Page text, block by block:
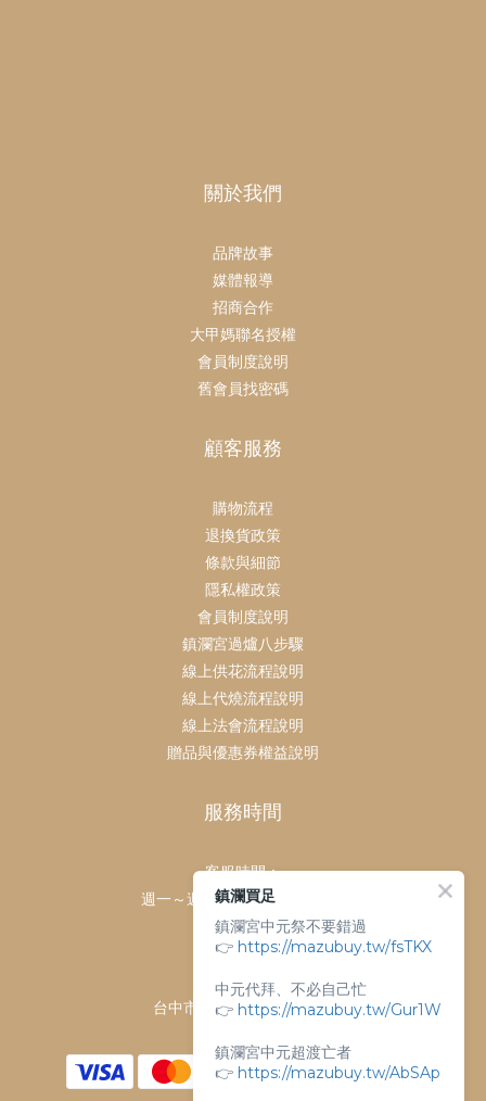
關於我們
品牌故事
媒體報導
招商合作
大甲媽聯名授權
會員制度說明
舊會員找密碼
顧客服務
購物流程
退換貨政策
條款與細節
隱私權政策
會員制度說明
鎮瀾宮過爐八步驟
線上供花流程說明
線上代燒流程說明
線上法會流程說明
贈品與優惠券權益說明
服務時間
客服時間：
週一～週日 上午9點～下午6點
客服電話：
04-26763688
門市地址：
台中市大甲區順天路238號
鎮瀾買足
鎮瀾宮中元祭不要錯過
👉 https://mazubuy.tw/fsTKX
中元代拜、不必自己忙
👉 https://mazubuy.tw/Gur1W
鎮瀾宮中元超渡亡者
👉 https://mazubuy.tw/AbSAp